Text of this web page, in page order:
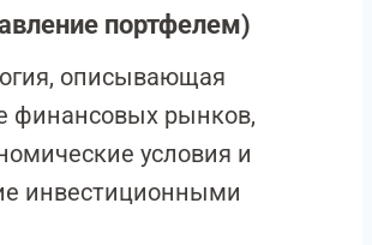
портфелем)
описывающая
финансовых рынков,
условия и
инвестиционными